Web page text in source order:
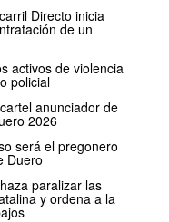
Directo inicia
de un
activos de violencia
policial
anunciador de
2026
será el pregonero
Duero
paralizar las
y ordena a la